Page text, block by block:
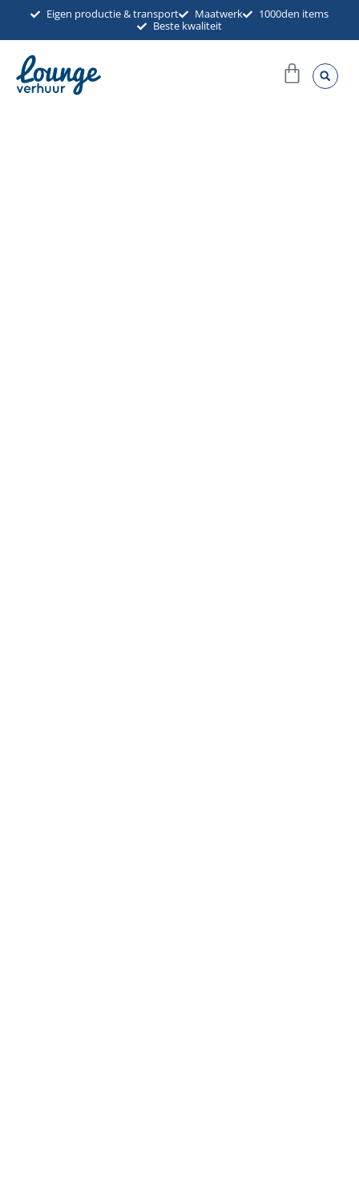
inhoud
Eigen productie & transport Maatwerk
1000den items
Beste kwaliteit